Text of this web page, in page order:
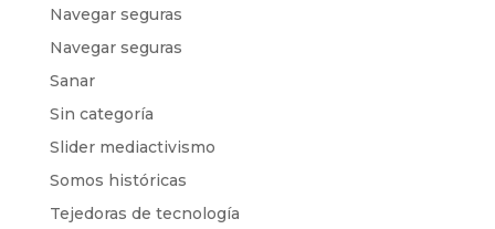
Navegar seguras
Navegar seguras
Sanar
Sin categoría
Slider mediactivismo
Somos históricas
Tejedoras de tecnología